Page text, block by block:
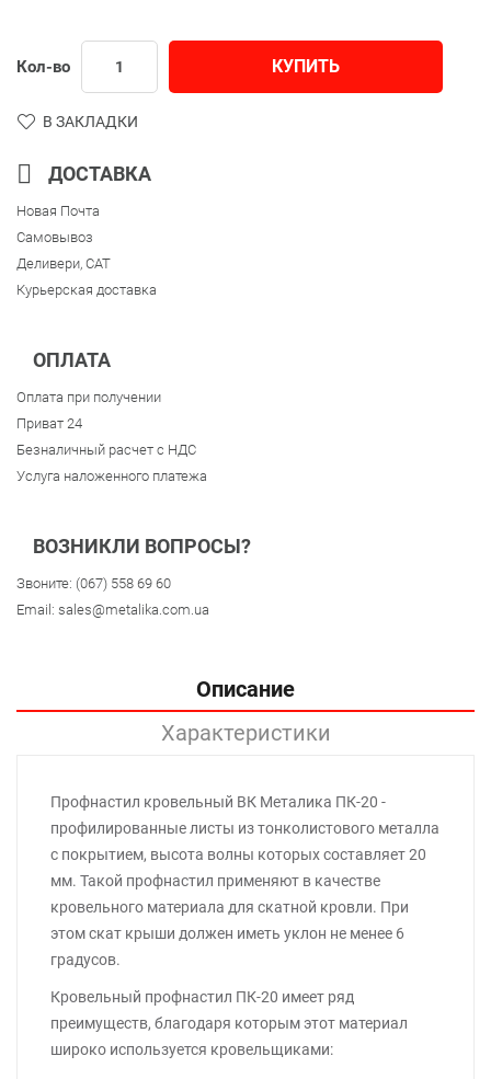
Кол-во КУПИТЬ
В ЗАКЛАДКИ
ДОСТАВКА
Новая Почта
Самовывоз
Деливери, CAT
Курьерская доставка
ОПЛАТА
Оплата при получении
Приват 24
Безналичный расчет с НДС
Услуга наложенного платежа
ВОЗНИКЛИ ВОПРОСЫ?
Звоните: (067) 558 69 60
Email: sales@metalika.com.ua
Описание
Характеристики
Профнастил кровельный ВК Металика ПК-20 -
профилированные листы из тонколистового металла
с покрытием, высота волны которых составляет 20
мм. Такой профнастил применяют в качестве
кровельного материала для скатной кровли. При
этом скат крыши должен иметь уклон не менее 6
градусов.
Кровельный профнастил ПК-20 имеет ряд
преимуществ, благодаря которым этот материал
широко используется кровельщиками: